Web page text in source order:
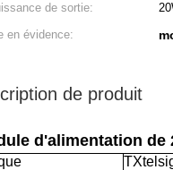
de sortie:
en évidence:
de produit
d'alimentation de